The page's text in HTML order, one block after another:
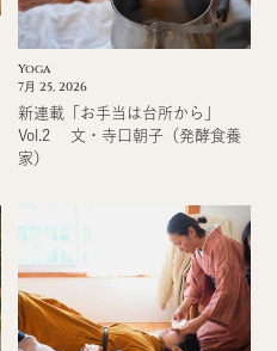
Yoga
7月 25, 2026
新連載「お手当は台所から」
Vol.2 文・寺口朝子（発酵食養
家）